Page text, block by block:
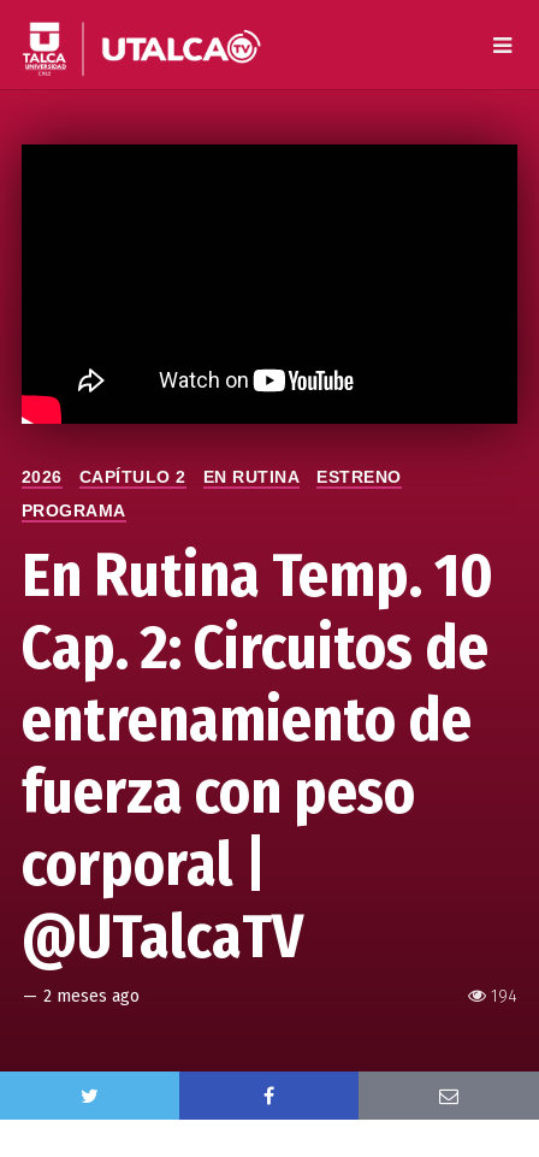
194
2026 CAPÍTULO 2 EN RUTINA
ESTRENO
PROGRAMA
En Rutina Temp. 10
Cap. 2: Circuitos de
entrenamiento de
fuerza con peso
corporal |
@UTalcaTV
— 2 meses ago